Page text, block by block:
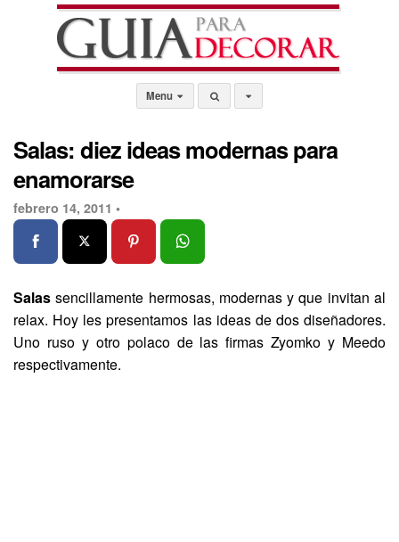
Menu
Salas: diez ideas modernas para
enamorarse
febrero 14, 2011 •
Salas sencillamente hermosas, modernas y que invitan al
relax. Hoy les presentamos las ideas de dos diseñadores.
Uno ruso y otro polaco de las firmas Zyomko y Meedo
respectivamente.